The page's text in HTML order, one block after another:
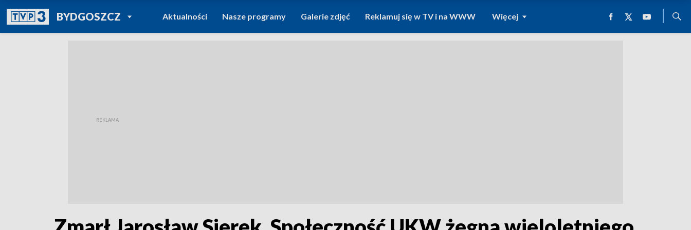
BYDGOSZCZPOWRÓT DO
TVP REGIONY
Aktualności Nasze programy Galerie zdjęć Reklamuj się w TV i na WWW Więcej